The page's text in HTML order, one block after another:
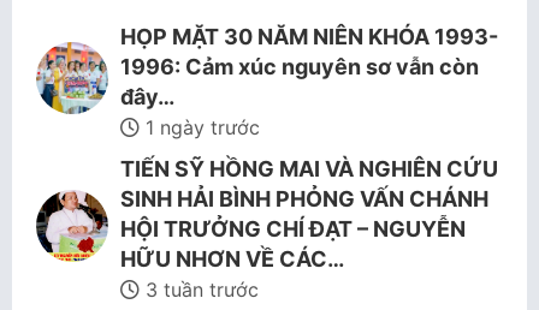
HỌP MẶT 30 NĂM NIÊN KHÓA 1993-
1996: Cảm xúc nguyên sơ vẫn còn
đây…
1 ngày trước
TIẾN SỸ HỒNG MAI VÀ NGHIÊN CỨU
SINH HẢI BÌNH PHỎNG VẤN CHÁNH
HỘI TRƯỞNG CHÍ ĐẠT – NGUYỄN
HỮU NHƠN VỀ CÁC…
3 tuần trước